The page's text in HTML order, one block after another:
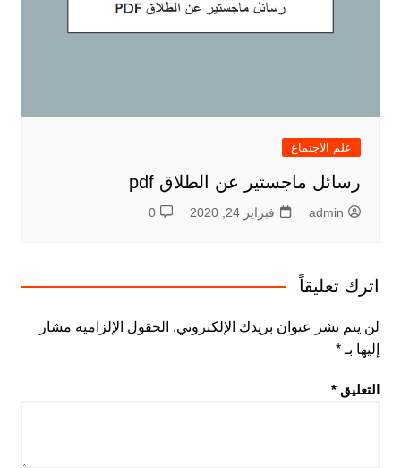
علم الاجتماع
رسائل ماجستير عن الطلاق pdf
admin فبراير 24, 2020 0
اترك تعليقاً
لن يتم نشر عنوان بريدك الإلكتروني. الحقول الإلزامية مشار
إليها بـ *
التعليق *